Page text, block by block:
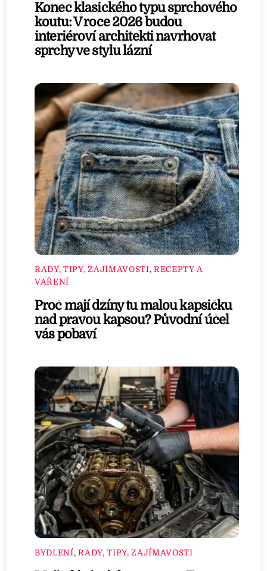
Konec klasického typu sprchového
koutu: V roce 2026 budou
interiéroví architekti navrhovat
sprchy ve stylu lázní
RADY, TIPY, ZAJÍMAVOSTI, RECEPTY A
VAŘENÍ
Proč mají džíny tu malou kapsičku
nad pravou kapsou? Původní účel
vás pobaví
BYDLENÍ,RADY, TIPY, ZAJÍMAVOSTI